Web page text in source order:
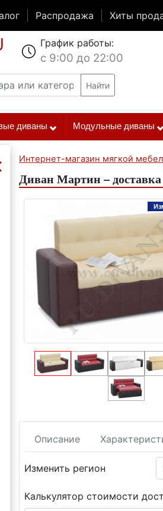
Распродажа Хиты
График работы:
с 9:00 до 22:00
Найти
диваны Модульные диваны
Интернет-магазин мягкой
Диван Мартин – доставка
Описание
Изменить регион
Калькулятор стоимости